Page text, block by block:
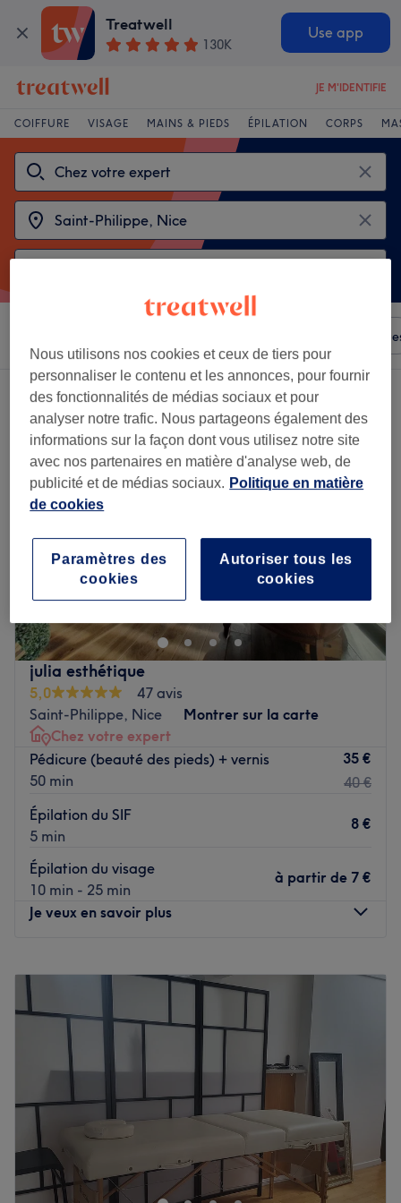
Treatwell
130K
Use app
JE M'IDENTIFIE
COIFFURE VISAGE MAINS & PIEDS ÉPILATION CORPS
Choisir entre 2 chez vos experts près de Saint-Philippe, Nice
julia esthétique
5,0
47 avis
Saint-Philippe, Nice
Montrer sur la carte
Chez votre expert
Pédicure (beauté des pieds) + vernis
50 min
35 €
40 €
Épilation du SIF
5 min
8 €
Épilation du visage
10 min - 25 min
à partir de 7 €
Je veux en savoir plus
17:30
09:00
Jeudi
–
Vendredi
–
Samedi
08:00
18:30
Fermé
Julia Esthétique est un institut de beauté situé à Nice. Ce
lieu de beauté offre un environnement où les clients
peuvent se détendre et se faire dorloter tout en recevant
les meilleurs soins de beauté.
Nous utilisons nos cookies et ceux de tiers pour
personnaliser le contenu et les annonces, pour fournir
des fonctionnalités de médias sociaux et pour
analyser notre trafic. Nous partageons également des
informations sur la façon dont vous utilisez notre site
avec nos partenaires en matière d'analyse web, de
publicité et de médias sociaux. Politique en matière
de cookies
Autoriser tous les
cookies
Paramètres des
cookies